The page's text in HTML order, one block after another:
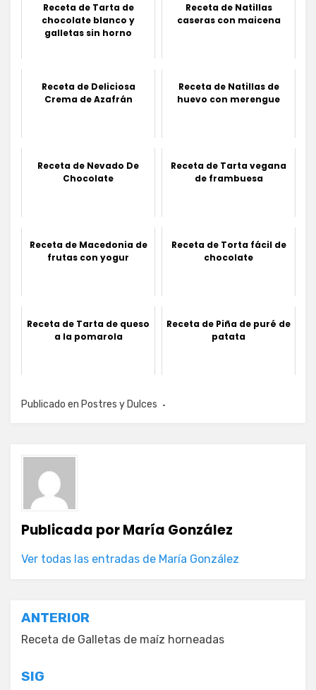
Receta de Tarta de
chocolate blanco y
galletas sin horno
Receta de Natillas
caseras con maicena
Receta de Deliciosa
Crema de Azafrán
Receta de Natillas de
huevo con merengue
Receta de Nevado De
Chocolate
Receta de Tarta vegana
de frambuesa
Receta de Macedonia de
frutas con yogur
Receta de Torta fácil de
chocolate
Receta de Tarta de queso
a la pomarola
Receta de Piña de puré de
patata
Publicado en Postres y Dulces
Publicada porMaría González
Ver todas las entradas de María González
Navegación
de
entradas
ANTERIOR
Receta de Galletas de maíz horneadas
SIG